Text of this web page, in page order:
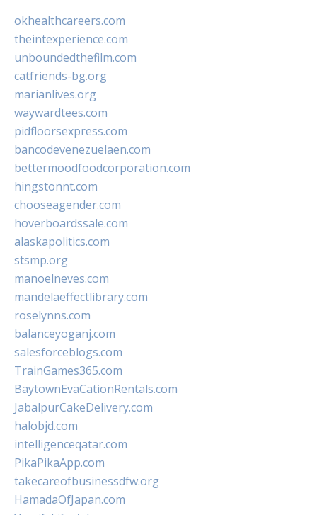
okhealthcareers.com
theintexperience.com
unboundedthefilm.com
catfriends-bg.org
marianlives.org
waywardtees.com
pidfloorsexpress.com
bancodevenezuelaen.com
bettermoodfoodcorporation.com
hingstonnt.com
chooseagender.com
hoverboardssale.com
alaskapolitics.com
stsmp.org
manoelneves.com
mandelaeffectlibrary.com
roselynns.com
balanceyoganj.com
salesforceblogs.com
TrainGames365.com
BaytownEvaCationRentals.com
JabalpurCakeDelivery.com
halobjd.com
intelligenceqatar.com
PikaPikaApp.com
takecareofbusinessdfw.org
HamadaOfJapan.com